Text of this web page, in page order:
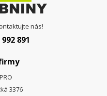
nás!
891
3376